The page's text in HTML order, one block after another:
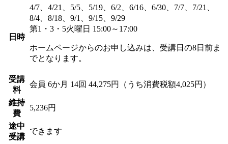
日時
4/7、4/21、5/5、5/19、6/2、6/16、6/30、7/7、7/21、
8/4、8/18、9/1、9/15、9/29
第1・3・5火曜日 15:00～17:00
ホームページからのお申し込みは、受講日の8日前ま
でとなります。
受講
料
会員 6か月 14回 44,275円（うち消費税額4,025円）
維持
費
5,236円
途中
受講
できます